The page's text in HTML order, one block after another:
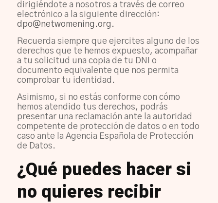
dirigiéndote a nosotros a través de correo
electrónico a la siguiente dirección:
dpo@netwomening.org .
Recuerda siempre que ejercites alguno de los
derechos que te hemos expuesto, acompañar
a tu solicitud una copia de tu DNI o
documento equivalente que nos permita
comprobar tu identidad.
Asimismo, si no estás conforme con cómo
hemos atendido tus derechos, podrás
presentar una reclamación ante la autoridad
competente de protección de datos o en todo
caso ante la Agencia Española de Protección
de Datos.
¿Qué puedes hacer si
no quieres recibir